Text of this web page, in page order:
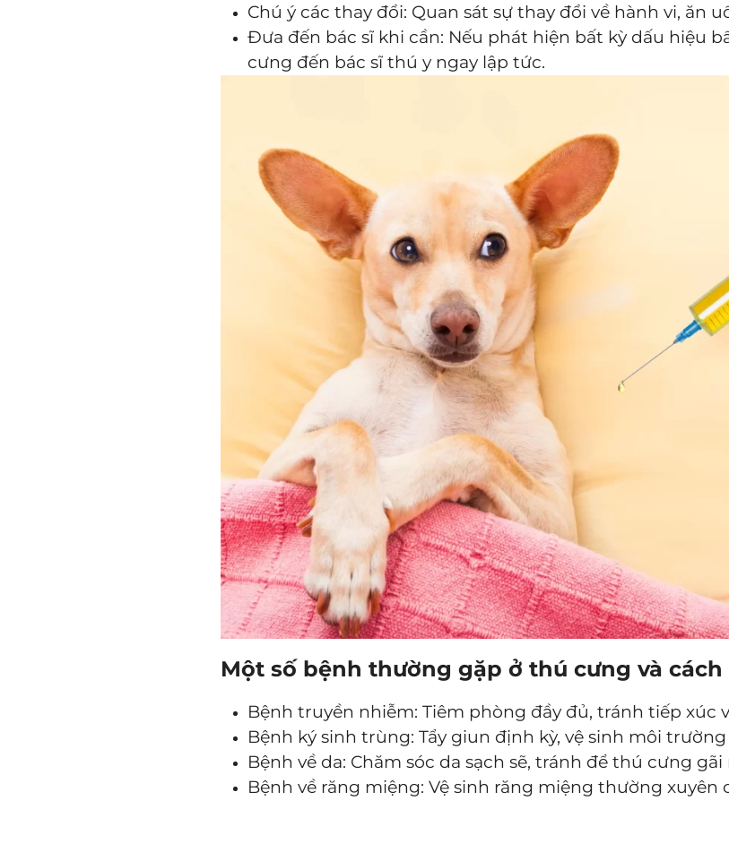
Chú ý các thay đổi: Quan sát sự thay đổi về hành vi, ăn
Đưa đến bác sĩ khi cần: Nếu phát hiện bất kỳ dấu hiệu
cưng đến bác sĩ thú y ngay lập tức.
Một số bệnh thường gặp ở thú cưng và
Bệnh truyền nhiễm: Tiêm phòng đầy đủ, tránh tiếp xúc
Bệnh ký sinh trùng: Tẩy giun định kỳ, vệ sinh môi trường
Bệnh về da: Chăm sóc da sạch sẽ, tránh để thú cưng gãi
Bệnh về răng miệng: Vệ sinh răng miệng thường xuyên